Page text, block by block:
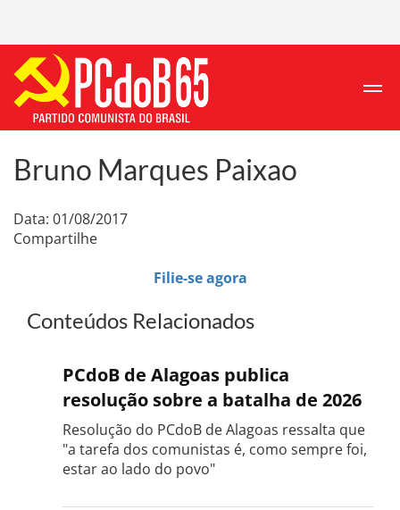
Bruno Marques Paixao
Data: 01/08/2017
Compartilhe
Filie-se agora
Conteúdos Relacionados
PCdoB de Alagoas publica
resolução sobre a batalha de 2026
Resolução do PCdoB de Alagoas ressalta que
"a tarefa dos comunistas é, como sempre foi,
estar ao lado do povo"